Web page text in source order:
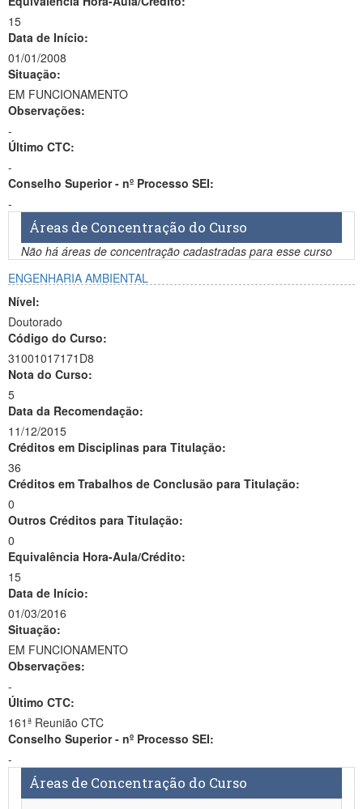
15
Data de Início:
01/01/2008
Situação:
EM FUNCIONAMENTO
Observações:
-
Último CTC:
-
Conselho Superior - nº Processo SEI:
-
Áreas de Concentração do Curso
Não há áreas de concentração cadastradas para esse curso
ENGENHARIA AMBIENTAL
Nível:
Doutorado
Código do Curso:
31001017171D8
Nota do Curso:
5
Data da Recomendação:
11/12/2015
Créditos em Disciplinas para Titulação:
36
Créditos em Trabalhos de Conclusão para Titulação:
0
Outros Créditos para Titulação:
0
Equivalência Hora-Aula/Crédito:
15
Data de Início:
01/03/2016
Situação:
EM FUNCIONAMENTO
Observações:
-
Último CTC:
161ª Reunião CTC
Conselho Superior - nº Processo SEI:
-
Áreas de Concentração do Curso